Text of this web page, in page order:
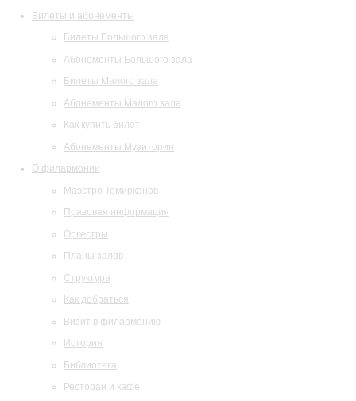
Билеты и абонементы
Билеты Большого зала
Абонементы Большого зала
Билеты Малого зала
Абонементы Малого зала
Как купить билет
Абонементы Музитория
О филармонии
Маэстро Темирканов
Правовая информация
Оркестры
Планы залов
Структура
Как добраться
Визит в филармонию
История
Библиотека
Ресторан и кафе